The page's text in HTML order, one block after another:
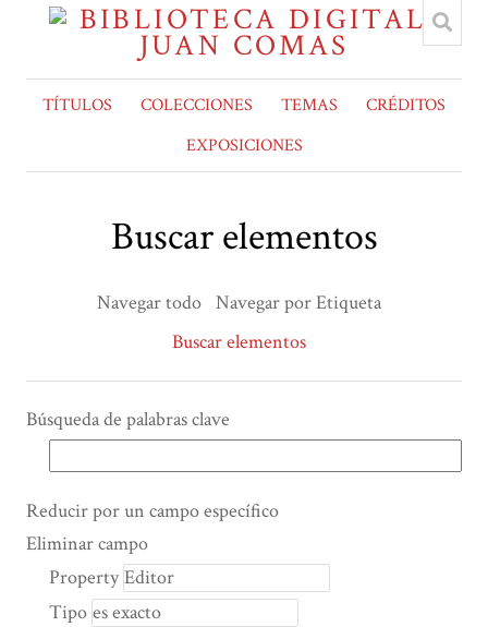
TÍTULOS COLECCIONES TEMAS
CRÉDITOS
EXPOSICIONES
Buscar elementos
Navegar todo Navegar por Etiqueta
Buscar elementos
Búsqueda de palabras clave
Number
rows
Reducir por un campo específico
Search Property
Tipo de búsqueda
Términos de búsqueda
Ensamblador de Búsqueda
Eliminar campo
Property
Tipo